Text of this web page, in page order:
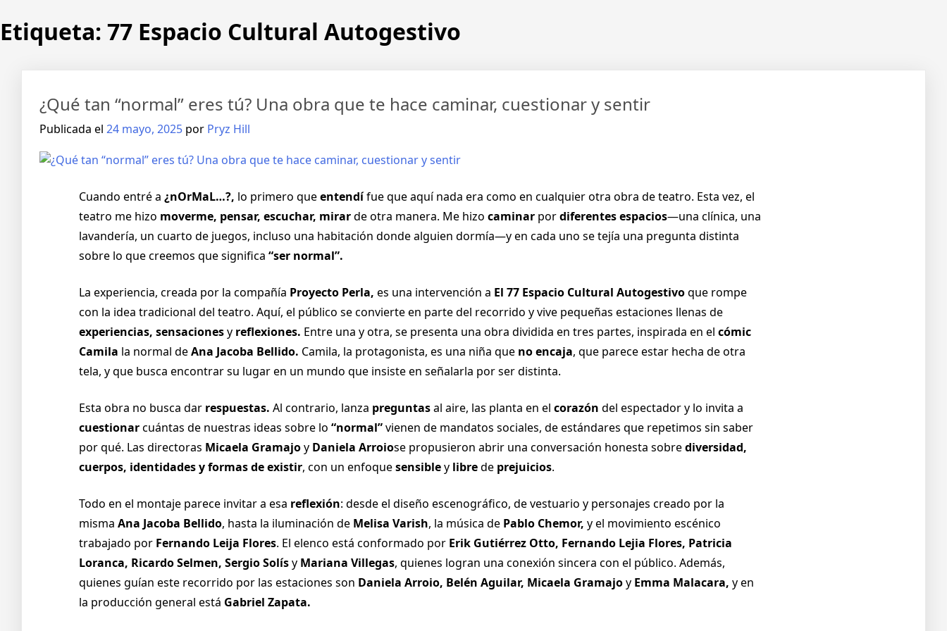
Etiqueta: 77 Espacio Cultural Autogestivo
¿Qué tan “normal” eres tú? Una obra que te hace caminar, cuestionar y sentir
Publicada el 24 mayo, 2025 por Pryz Hill
Cuando entré a ¿nOrMaL…?, lo primero queentendífue que aquí nada era como en cualquier otra obra de teatro. Esta vez, el
teatro me hizo moverme, pensar, escuchar, mirarde otra manera. Me hizo caminar pordiferentes espacios—una clínica, una
lavandería, un cuarto de juegos, incluso una habitación donde alguien dormía—y en cada uno se tejía una pregunta distinta
sobre lo que creemos que significa “ser normal”.
La experiencia, creada por la compañía Proyecto Perla, es una intervención a El 77 Espacio Cultural Autogestivoque rompe
con la idea tradicional del teatro. Aquí, el público se convierte en parte del recorrido y vive pequeñas estaciones llenas de
experiencias, sensacionesy reflexiones. Entre una y otra, se presenta una obra dividida en tres partes, inspirada en el cómic
Camila la normal deAna Jacoba Bellido. Camila, la protagonista, es una niña que no encaja, que parece estar hecha de otra
tela, y que busca encontrar su lugar en un mundo que insiste en señalarla por ser distinta.
Esta obra no busca dar respuestas. Al contrario, lanza preguntasal aire, las planta en el corazón del espectador y lo invita a
cuestionarcuántas de nuestras ideas sobre lo “normal”vienen de mandatos sociales, de estándares que repetimos sin saber
por qué. Las directoras Micaela Gramajoy Daniela Arroiose propusieron abrir una conversación honesta sobrediversidad,
cuerpos, identidadesy formas de existir, con un enfoquesensibley librede prejuicios.
Todo en el montaje parece invitar a esa reflexión: desde el diseño escenográfico, de vestuario y personajes creado por la
misma Ana Jacoba Bellido, hasta la iluminación de Melisa Varish, la música de Pablo Chemor, y el movimiento escénico
trabajado por Fernando Leija Flores. El elenco está conformado por Erik Gutiérrez Otto, Fernando Lejia Flores, Patricia
Loranca, Ricardo Selmen, Sergio Solísy Mariana Villegas, quienes logran una conexión sincera con el público. Además,
quienes guían este recorrido por las estaciones son Daniela Arroio, Belén Aguilar, Micaela Gramajoy Emma Malacara, y en
la producción general está Gabriel Zapata.